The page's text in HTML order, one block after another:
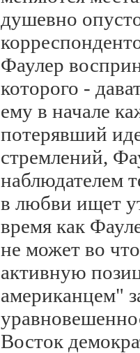
душевно
Фаулер
которого -
ему в начале
потерявший
стремлений,
наблюдателем
в любви ищет
время как
не может во
активную
американцем"
Восток